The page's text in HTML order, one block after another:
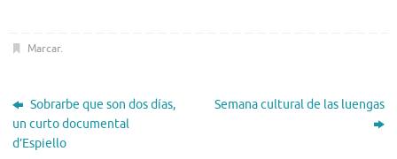
Marcar.
Sobrarbe que son dos días,
un curto documental
d’Espiello
Semana cultural de las luengas